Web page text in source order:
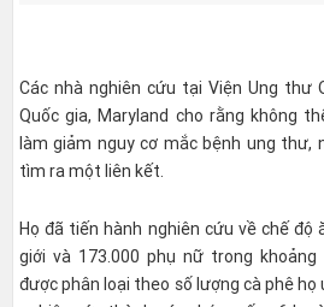
Các nhà nghiên cứu tại Viện Ung thư
Quốc gia, Maryland cho rằng không
làm giảm nguy cơ mắc bệnh ung thư,
tìm ra một liên kết.
Họ đã tiến hành nghiên cứu về chế độ
giới và 173.000 phụ nữ trong
được phân loại theo số lượng cà phê